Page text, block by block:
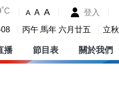
A A A 登入
丙午 馬年 六月廿五 立秋
播 節目表 關於我們